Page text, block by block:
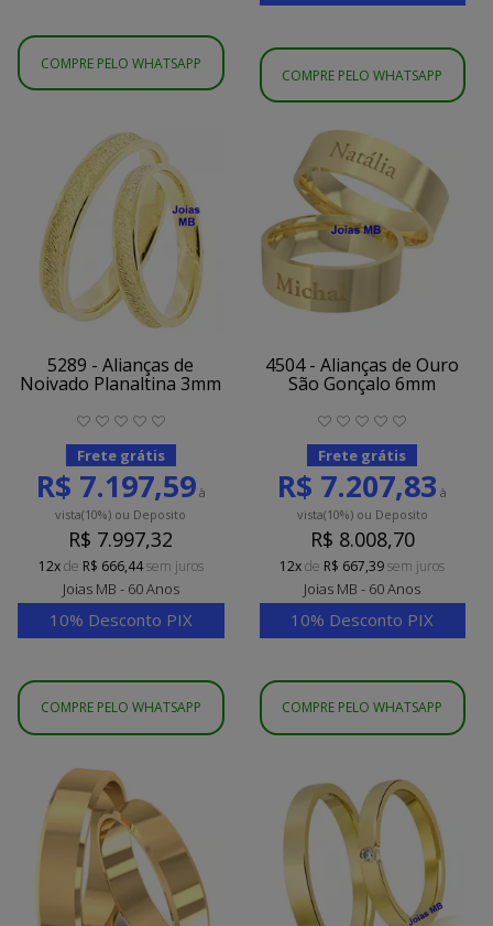
COMPRE PELO WHATSAPP
COMPRE PELO WHATSAPP
5289 - Alianças de
Noivado Planaltina 3mm
Frete grátis
R$ 7.197,59à
vista(10%) ou Deposito
R$ 7.997,32
12xde R$ 666,44sem juros
Joias MB - 60 Anos
10% Desconto PIX
COMPRE PELO WHATSAPP
4504 - Alianças de Ouro
São Gonçalo 6mm
Frete grátis
R$ 7.207,83 à
vista(10%)ou Deposito
R$ 8.008,70
12xde R$ 667,39sem juros
Joias MB - 60 Anos
10% Desconto PIX
COMPRE PELO WHATSAPP